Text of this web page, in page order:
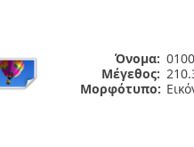
Όνομα:
Μέγεθος:
Μορφότυπο: